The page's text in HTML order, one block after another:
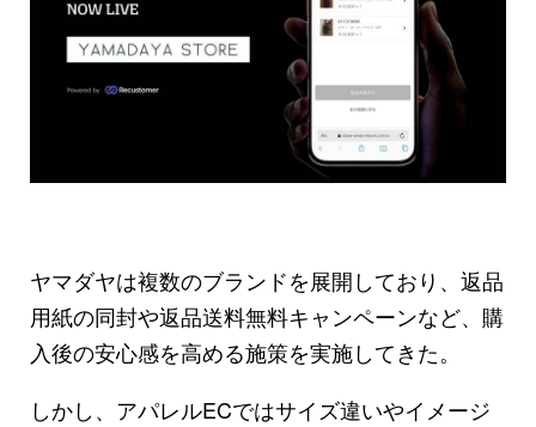
ヤマダヤは複数のブランドを展開しており、返品
用紙の同封や返品送料無料キャンペーンなど、購
入後の安心感を高める施策を実施してきた。
しかし、アパレルECではサイズ違いやイメージ